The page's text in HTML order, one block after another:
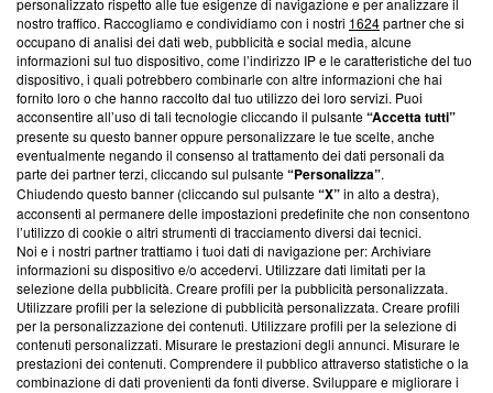
News, sui nostri processi editoriali e su come ci impegniamo a
creare news di qualità. Inoltre, afferma la nostra aderenza a
‘Trust Project - News with Integrity’Blasting News non è
ancora membro del programma, ma ha richiesto di farne
parte; Trust Project non ha ancora effettuato una verifica di
conformità agli standard.
Su di noi
Team editoriale
Corporate
Redazione
Informativa Privacy
Cookie Policy
personalizzato rispetto alle tue esigenze di navigazione e per analizzare il
nostro traffico. Raccogliamo e condividiamo con i nostri 1624partner che si
occupano di analisi dei dati web, pubblicità e social media, alcune
informazioni sul tuo dispositivo, come l’indirizzo IP e le caratteristiche del tuo
dispositivo, i quali potrebbero combinarle con altre informazioni che hai
fornito loro o che hanno raccolto dal tuo utilizzo dei loro servizi. Puoi
acconsentire all’uso di tali tecnologie cliccando il pulsante“Accetta tutti”
presente su questo banner oppure personalizzare le tue scelte, anche
eventualmente negando il consenso al trattamento dei dati personali da
parte dei partner terzi, cliccando sul pulsante“Personalizza”.
Chiudendo questo banner (cliccando sul pulsante“X”in alto a destra),
acconsenti al permanere delle impostazioni predefinite che non consentono
l’utilizzo di cookie o altri strumenti di tracciamento diversi dai tecnici.
Noi e i nostri partner trattiamo i tuoi dati di navigazione per: Archiviare
informazioni su dispositivo e/o accedervi. Utilizzare dati limitati per la
selezione della pubblicità. Creare profili per la pubblicità personalizzata.
Utilizzare profili per la selezione di pubblicità personalizzata. Creare profili
per la personalizzazione dei contenuti. Utilizzare profili per la selezione di
contenuti personalizzati. Misurare le prestazioni degli annunci. Misurare le
prestazioni dei contenuti. Comprendere il pubblico attraverso statistiche o la
combinazione di dati provenienti da fonti diverse. Sviluppare e migliorare i